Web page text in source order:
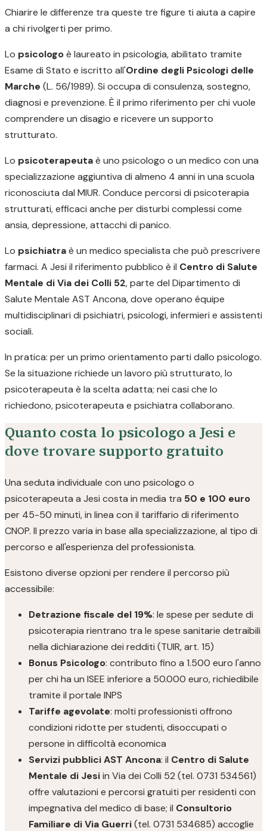
Chiarire le differenze tra queste tre figure ti aiuta a capire
a chi rivolgerti per primo.
Lo psicologoè laureato in psicologia, abilitato tramite
Esame di Stato e iscritto all'Ordine degli Psicologi delle
Marche (L. 56/1989). Si occupa di consulenza, sostegno,
diagnosi e prevenzione. È il primo riferimento per chi vuole
comprendere un disagio e ricevere un supporto
strutturato.
Lo psicoterapeutaè uno psicologo o un medico con una
specializzazione aggiuntiva di almeno 4 anni in una scuola
riconosciuta dal MIUR. Conduce percorsi di psicoterapia
strutturati, efficaci anche per disturbi complessi come
ansia, depressione, attacchi di panico.
Lo psichiatraè un medico specialista che può prescrivere
farmaci. A Jesi il riferimento pubblico è il Centro di Salute
Mentale di Via dei Colli 52, parte del Dipartimento di
Salute Mentale AST Ancona, dove operano équipe
multidisciplinari di psichiatri, psicologi, infermieri e assistenti
sociali.
In pratica: per un primo orientamento parti dallo psicologo.
Se la situazione richiede un lavoro più strutturato, lo
psicoterapeuta è la scelta adatta; nei casi che lo
richiedono, psicoterapeuta e psichiatra collaborano.
Quanto costa lo psicologo a Jesi e
dove trovare supporto gratuito
Una seduta individuale con uno psicologo o
psicoterapeuta a Jesi costa in media tra 50 e 100 euro
per 45-50 minuti, in linea con il tariffario di riferimento
CNOP. Il prezzo varia in base alla specializzazione, al tipo di
percorso e all'esperienza del professionista.
Esistono diverse opzioni per rendere il percorso più
accessibile:
Detrazione fiscale del 19%: le spese per sedute di
psicoterapia rientrano tra le spese sanitarie detraibili
nella dichiarazione dei redditi (TUIR, art. 15)
Bonus Psicologo: contributo fino a 1.500 euro l'anno
per chi ha un ISEE inferiore a 50.000 euro, richiedibile
tramite il portale INPS
Tariffe agevolate: molti professionisti offrono
condizioni ridotte per studenti, disoccupati o
persone in difficoltà economica
Servizi pubblici AST Ancona: il Centro di Salute
Mentale di Jesiin Via dei Colli 52 (tel. 0731 534561)
offre valutazioni e percorsi gratuiti per residenti con
impegnativa del medico di base; il Consultorio
Familiare di Via Guerri(tel. 0731 534685) accoglie